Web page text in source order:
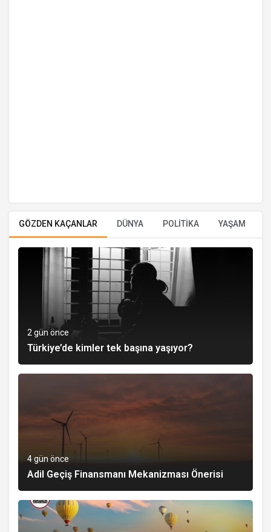
GÖZDEN KAÇANLAR DÜNYA POLİTİKA YAŞAM
2 gün önce
Türkiye’de kimler tek başına yaşıyor?
4 gün önce
Adil Geçiş Finansmanı Mekanizması Önerisi